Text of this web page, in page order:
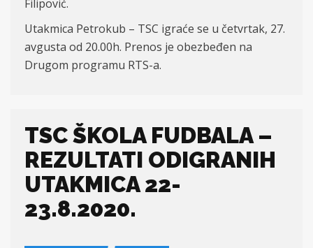
Filipović.
Utakmica Petrokub – TSC igraće se u četvrtak, 27.
avgusta od 20.00h. Prenos je obezbeđen na
Drugom programu RTS-a.
TSC ŠKOLA FUDBALA –
REZULTATI ODIGRANIH
UTAKMICA 22-
23.8.2020.